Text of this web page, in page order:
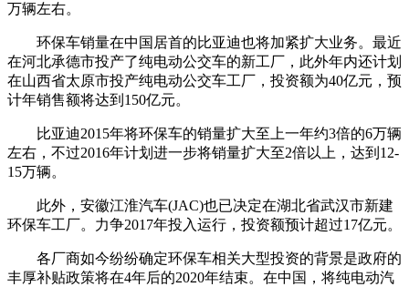
万辆左右。
环保车销量在中国居首的比亚迪也将加紧扩大业务。最近
在河北承德市投产了纯电动公交车的新工厂，此外年内还计划
在山西省太原市投产纯电动公交车工厂，投资额为40亿元，预
计年销售额将达到150亿元。
比亚迪2015年将环保车的销量扩大至上一年约3倍的6万辆
左右，不过2016年计划进一步将销量扩大至2倍以上，达到12-
15万辆。
此外，安徽江淮汽车(JAC)也已决定在湖北省武汉市新建
环保车工厂。力争2017年投入运行，投资额预计超过17亿元。
各厂商如今纷纷确定环保车相关大型投资的背景是政府的
丰厚补贴政策将在4年后的2020年结束。在中国，将纯电动汽